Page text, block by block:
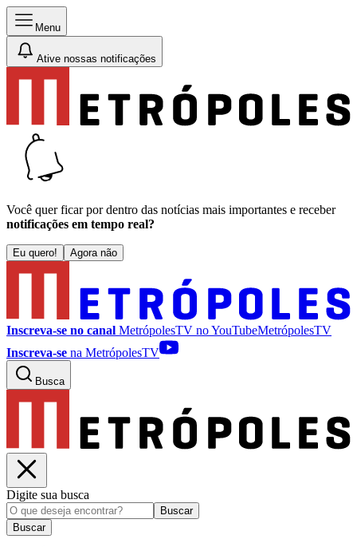
Menu
Ative nossas notificações
Você quer ficar por dentro das notícias mais importantes e receber
notificações em tempo real?
Eu quero! Agora não
Inscreva-se no canal MetrópolesTV noYouTubeMetrópolesTV
Inscreva-se na MetrópolesTV
Busca
Digite sua busca
Buscar
Buscar